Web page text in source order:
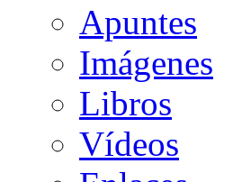
Apuntes
Imágenes
Libros
Vídeos